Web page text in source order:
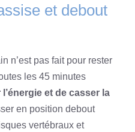
et debout
n’est pas fait pour rester
les 45 minutes
et de casser la
en position debout
vertébraux et